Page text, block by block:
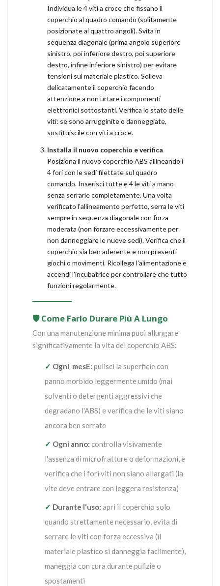
Individua le 4 viti a croce che fissano il
coperchio al quadro comando (solitamente
posizionate ai quattro angoli). Svita in
sequenza diagonale (prima angolo superiore
sinistro, poi inferiore destro, poi superiore
destro, infine inferiore sinistro) per evitare
tensioni sul materiale plastico. Solleva
delicatamente il coperchio facendo
attenzione a non urtare i componenti
elettronici sottostanti. Verifica lo stato delle
viti: se sono arrugginite o danneggiate,
sostituiscile con viti a croce.
Installa il nuovo coperchio e verifica
Posiziona il nuovo coperchio ABS allineando i
4 fori con le sedi filettate sul quadro
comando. Inserisci tutte e 4 le viti a mano
senza serrarle completamente. Una volta
verificato l'allineamento perfetto, serra le viti
sempre in sequenza diagonale con forza
moderata (non forzare eccessivamente per
non danneggiare le nuove sedi). Verifica che il
coperchio sia ben aderente e non presenti
giochi o movimenti. Ricollega l'alimentazione e
accendi l'incubatrice per controllare che tutto
funzioni regolarmente.
🛡️ Come Farlo Durare Più A Lungo
Con una manutenzione minima puoi allungare
significativamente la vita del coperchio ABS:
✓ Ogni mesE: pulisci la superficie con
panno morbido leggermente umido (mai
solventi o detergenti aggressivi che
degradano l'ABS) e verifica che le viti siano
ancora ben serrate
✓ Ogni anno: controlla visivamente
l'assenza di microfratture o deformazioni, e
verifica che i fori viti non siano allargati (la
vite deve entrare con leggera resistenza)
✓ Durante l'uso: apri il coperchio solo
quando strettamente necessario, evita di
serrare le viti con forza eccessiva (il
materiale plastico si danneggia facilmente),
maneggia con cura durante pulizie o
spostamenti